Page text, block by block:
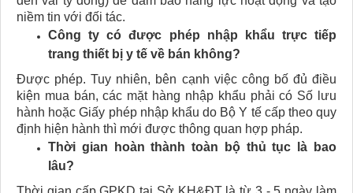
niềm tin với đối tác.
Công ty có được phép nhập khẩu trực tiếp
trang thiết bị y tế về bán không?
Được phép. Tuy nhiên, bên cạnh việc công bố đủ điều
kiện mua bán, các mặt hàng nhập khẩu phải có Số lưu
hành hoặc Giấy phép nhập khẩu do Bộ Y tế cấp theo quy
định hiện hành thì mới được thông quan hợp pháp.
Thời gian hoàn thành toàn bộ thủ tục là bao
lâu?